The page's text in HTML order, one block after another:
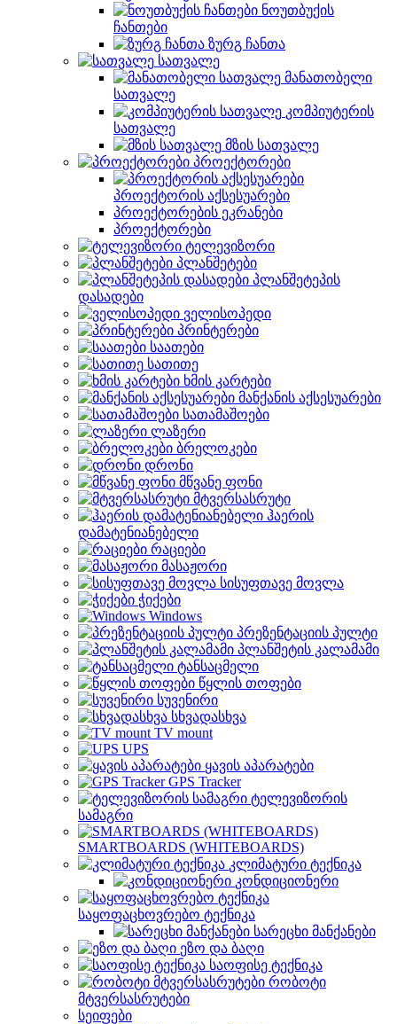
ნოუთბუქის
ჩანთები
ზურგ ჩანთა
სათვალე
მანათობელი
სათვალე
კომპიუტერის
სათვალე
მზის სათვალე
პროექტორები
პროექტორის აქსესუარები
პროექტორების ეკრანები
პროექტორები
ტელევიზორი
პლანშეტები
პლანშეტეპის
დასადები
ველისოპედი
პრინტერები
საათები
სათითე
ხმის კარტები
მანქანის აქსესუარები
სათამაშოები
ლაზერი
ბრელოკები
დრონი
მწვანე ფონი
მტვერსასრუტი
ჰაერის
დამატენიანებელი
რაციები
მასაჟორი
სისუფთავე მოვლა
ჭიქები
Windows
პრეზენტაციის პულტი
პლანშეტის კალამამი
ტანსაცმელი
წყლის თოფები
სუვენირი
სხვადასხვა
TV mount
UPS
ყავის აპარატები
GPS Tracker
ტელევიზორის
სამაგრი
SMARTBOARDS (WHITEBOARDS)
კლიმატური ტექნიკა
კონდიციონერი
საყოფაცხოვრებო ტექნიკა
სარეცხი მანქანები
ეზო და ბაღი
საოფისე ტექნიკა
რობოტი
მტვერსასრუტები
სეიფები